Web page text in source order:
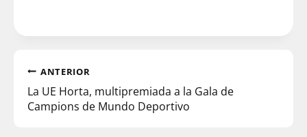
ANTERIOR
La UE Horta, multipremiada a la Gala de
Campions de Mundo Deportivo